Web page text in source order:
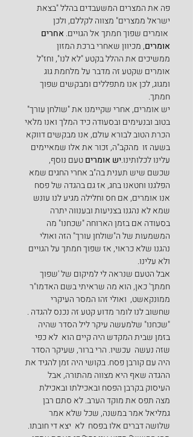
פה את המצרים המשעבדים בהלל "בצאת
ישראל ממצרים" מצווה לקללם, ולכן
אומרים שפוך חמתך אל הגויים. אחרים
אומרים, מכיוון שאחרי ברכת המזון
ממשיכים את ההלל בקטע "לא לנו", וחז"ל
אומרים שקטע זה מדבר על מלחמת גוג
ומגוג, לכן אנו מתפללים ומבקשים שפוך
חמתך.
יש אומרים, אחרי שקיימנו את "שולחן עורך"
בטוב ובנעימים ובסעודה כיד המלך ואנו מלאי
הכרת הטוב לבורא עולם, אנו מבקשים דווקא
בשעה זו  מהקב"ה, זכור את אלו שמאיימים
עלינו לכלותינו.יש אומרים טעם נוסף,
שכשם שיש תענית בה"ב אחרי החגים שמא
הפלגנו וחטאנו בחג, אז גם בהגדה של פסח
אנו אומרים, אם חס וחלילה מגיע לנו עונש
שמא לא נהגנו בצניעות ובענווה יתרה
בסעודה אם בזמן הארוחה "שכחנו" מה
המשמעות של ה"שולחן עורך" הזה ואולי
נהגנו שלא כראוי, אז שפוך חמתך על הגויים
ולא עלינו.
אבל הטעם שנראה לי למיקום של 'שפוך
חמתך' כאן, הוא מה שראיתי בשם האדמו"ר
ממונקאשט,  ואולי זהו המסר העיקרי
שחשוב לנו לומר מדוע קטע זה נכנס להגדה .
"שכחנו" שלמעשה עיקר ליל הסדר שהיה
בזמן שבית המקדש היה קיים הוא  לא כפי
שזה נעשה  עכשיו. הרי ברור, שעיקר הסדר
היה עם קורבן פסח. בקושי היה זמן להגיד את
ההגדה שאף היא מצווה מהתורה, אבל
העיסוק בקרבן הפסח ובאכילתו ובאכילת
מצה תפס את מוקד הערב. לא סתם רבן
גמליאל אמר במשנה, שכל שלא אמר
שלושה דברים אלו בפסח  לא  יצא די חובתו.